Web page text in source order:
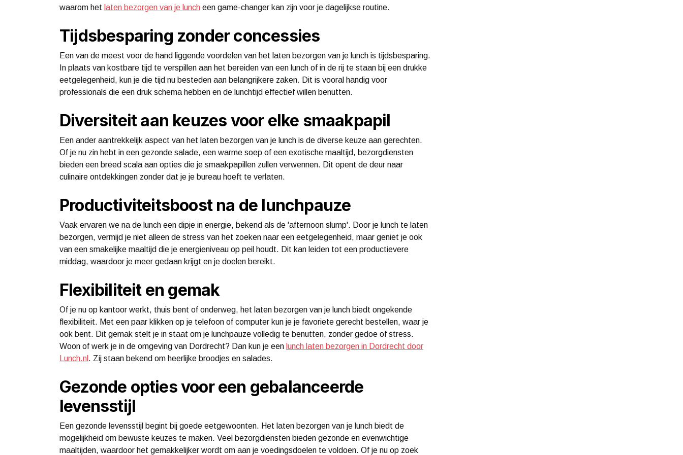
waarom het laten bezorgen van je lunch een game-changer kan zijn voor je dagelijkse routine.
Tijdsbesparing zonder concessies
Een van de meest voor de hand liggende voordelen van het laten bezorgen van je lunch is tijdsbesparing.
In plaats van kostbare tijd te verspillen aan het bereiden van een lunch of in de rij te staan bij een drukke
eetgelegenheid, kun je die tijd nu besteden aan belangrijkere zaken. Dit is vooral handig voor
professionals die een druk schema hebben en de lunchtijd effectief willen benutten.
Diversiteit aan keuzes voor elke smaakpapil
Een ander aantrekkelijk aspect van het laten bezorgen van je lunch is de diverse keuze aan gerechten.
Of je nu zin hebt in een gezonde salade, een warme soep of een exotische maaltijd, bezorgdiensten
bieden een breed scala aan opties die je smaakpapillen zullen verwennen. Dit opent de deur naar
culinaire ontdekkingen zonder dat je je bureau hoeft te verlaten.
Productiviteitsboost na de lunchpauze
Vaak ervaren we na de lunch een dipje in energie, bekend als de 'afternoon slump'. Door je lunch te laten
bezorgen, vermijd je niet alleen de stress van het zoeken naar een eetgelegenheid, maar geniet je ook
van een smakelijke maaltijd die je energieniveau op peil houdt. Dit kan leiden tot een productievere
middag, waardoor je meer gedaan krijgt en je doelen bereikt.
Flexibiliteit en gemak
Of je nu op kantoor werkt, thuis bent of onderweg, het laten bezorgen van je lunch biedt ongekende
flexibiliteit. Met een paar klikken op je telefoon of computer kun je je favoriete gerecht bestellen, waar je
ook bent. Dit gemak stelt je in staat om je lunchpauze volledig te benutten, zonder gedoe of stress.
Woon of werk je in de omgeving van Dordrecht? Dan kun je een lunch laten bezorgen in Dordrecht door
Lunch.nl . Zij staan bekend om heerlijke broodjes en salades.
Gezonde opties voor een gebalanceerde
levensstijl
Een gezonde levensstijl begint bij goede eetgewoonten. Het laten bezorgen van je lunch biedt de
mogelijkheid om bewuste keuzes te maken. Veel bezorgdiensten bieden gezonde en evenwichtige
maaltijden, waardoor het gemakkelijker wordt om aan je voedingsdoelen te voldoen. Of je nu op zoek